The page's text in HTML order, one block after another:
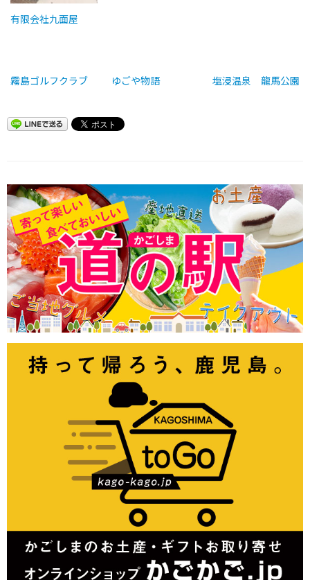
有限会社九面屋
霧島ゴルフクラブ ゆごや物語 塩浸温泉 龍馬公園